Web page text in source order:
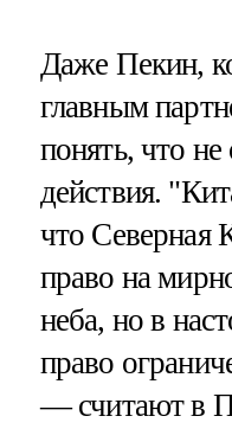
Даже Пекин,
главным
понять, что не
действия.
что Северная
право на
неба, но в
право
— считают в